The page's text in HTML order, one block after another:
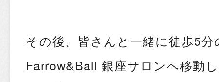
その後、皆さんと一緒に徒歩5
Farrow&Ball 銀座サロンへ移動